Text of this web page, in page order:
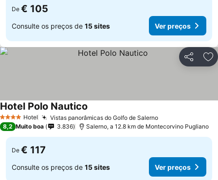
De € 105
Consulte os preços de 15 sites Ver preços
Partilhar
4 EstrelasHotel Vistas panorâmicas do Golfo de SalernoVer preços
Hotel Polo Nautico
8,2 Muito boa 3.836 Salerno, a 12.8 km de Montecorvino Pugliano
De € 117
Consulte os preços de 15 sites Ver preços